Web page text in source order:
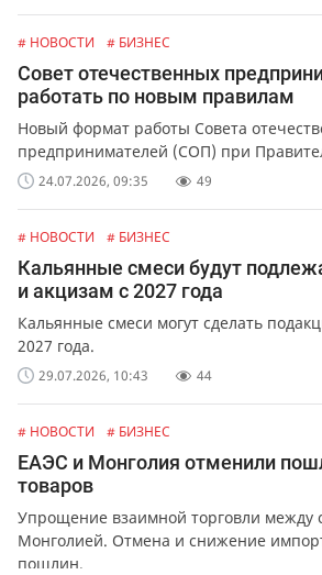
# НОВОСТИ # БИЗНЕС
Совет отечественных
работать по новым правилам
Новый формат работы Совета
предпринимателей (СОП) при
24.07.2026, 09:35 49
# НОВОСТИ # БИЗНЕС
Кальянные смеси будут
и акцизам с 2027 года
Кальянные смеси могут сделать
2027 года.
29.07.2026, 10:43 44
# НОВОСТИ # БИЗНЕС
ЕАЭС и Монголия отменили
товаров
Упрощение взаимной торговли между
Монголией. Отмена и снижение
пошлин.